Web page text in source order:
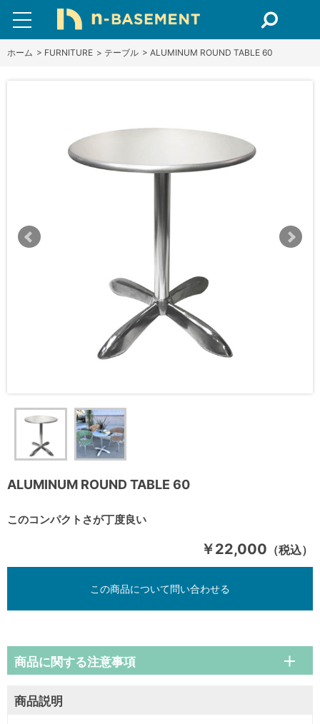
ホーム > FURNITURE > テーブル > ALUMINUM ROUND TABLE 60
ALUMINUM ROUND TABLE 60
このコンパクトさが丁度良い
￥22,000 （税込）
この商品について問い合わせる
商品説明
商品に関する注意事項